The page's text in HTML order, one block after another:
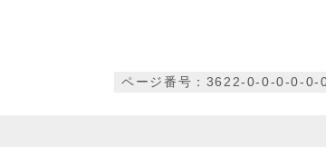
ページ番号：3622-0-0-0-0-0-